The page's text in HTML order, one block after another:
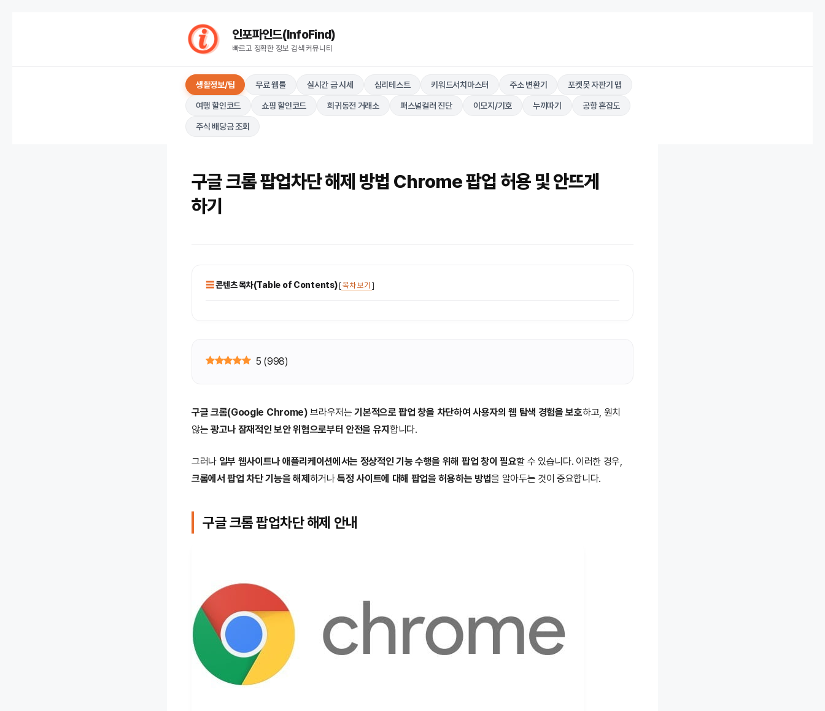
인포파인드(InfoFind)​​​​
빠르고 정확한 정보 검색 커뮤니티
생활정보/팁 무료 웹툴 실시간 금 시세 심리테스트 키워드서치마스터 주소 변환기 포켓못 자판기 맵
여행 할인코드 쇼핑 할인코드 희귀동전 거래소 퍼스널컬러 진단 이모지/기호 누끼따기 공항 혼잡도
주식 배당금 조회
구글 크롬 팝업차단 해제 방법 Chrome 팝업 허용 및 안뜨게
하기
콘텐츠 목차(Table of Contents)[목차 보기 ]
5 (998)
구글 크롬(Google Chrome) 브라우저는기본적으로 팝업 창을 차단하여 사용자의 웹 탐색 경험을 보호하고, 원치
않는광고나 잠재적인 보안 위협으로부터 안전을 유지합니다.
그러나 일부 웹사이트나 애플리케이션에서는 정상적인 기능 수행을 위해 팝업 창이 필요할 수 있습니다. 이러한 경우,
크롬에서 팝업 차단 기능을 해제 하거나특정 사이트에 대해 팝업을 허용하는 방법을 알아두는 것이 중요합니다.
구글 크롬 팝업차단 해제 안내